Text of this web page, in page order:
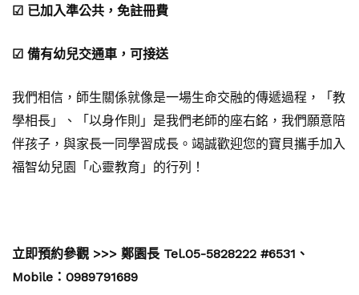
☑ 已加入準公共，免註冊費
☑ 備有幼兒交通車，可接送
我們相信，師生關係就像是一場生命交融的傳遞過程，「教
學相長」、「以身作則」是我們老師的座右銘，我們願意陪
伴孩子，與家長一同學習成長。竭誠歡迎您的寶貝攜手加入
福智幼兒園「心靈教育」的行列！
立即預約參觀 >>> 鄭園長 Tel.05-5828222 #6531、
Mobile：0989791689